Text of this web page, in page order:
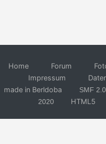
Home Forum
Impressum
made in Berldoba SMF
2020
HTML5